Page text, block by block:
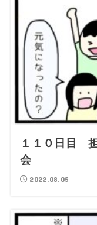
１１０日目
会
2022.08.05